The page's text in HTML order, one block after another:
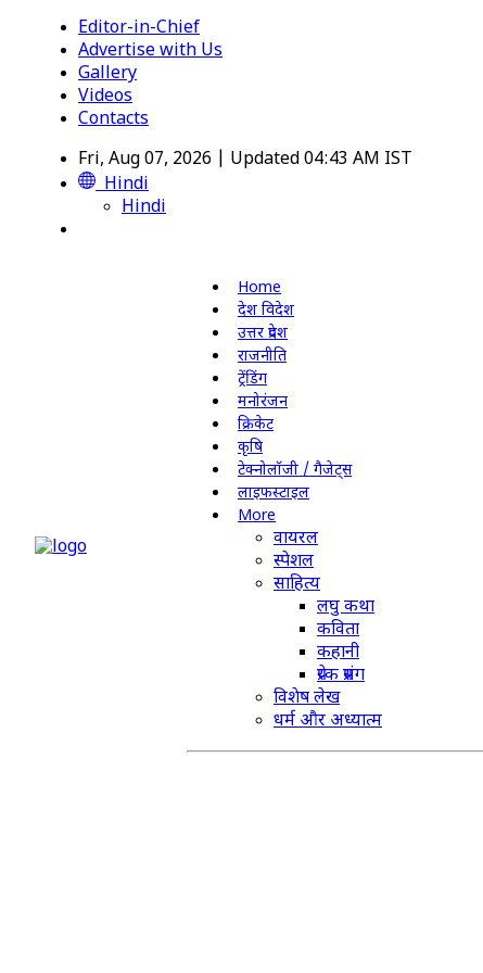
Editor-in-Chief
Advertise with Us
Gallery
Videos
Contacts
Fri, Aug 07, 2026 | Updated 04:43 AM IST
Hindi
Hindi
Home
देश विदेश
उत्तर प्रदेश
राजनीति
ट्रेंडिंग
मनोरंजन
क्रिकेट
कृषि
टेक्नोलॉजी / गैजेट्स
लाइफस्टाइल
More
वायरल
स्पेशल
साहित्य
लघु कथा
कविता
कहानी
प्रेरक प्रसंग
विशेष लेख
धर्म और अध्यात्म